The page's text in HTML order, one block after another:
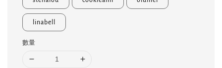
linabell
數量